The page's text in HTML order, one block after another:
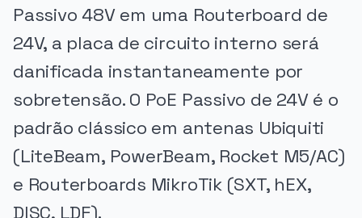
Passivo 48V em uma Routerboard de
24V, a placa de circuito interno será
danificada instantaneamente por
sobretensão. O PoE Passivo de 24V é o
padrão clássico em antenas Ubiquiti
(LiteBeam, PowerBeam, Rocket M5/AC)
e Routerboards MikroTik (SXT, hEX,
DISC, LDF).